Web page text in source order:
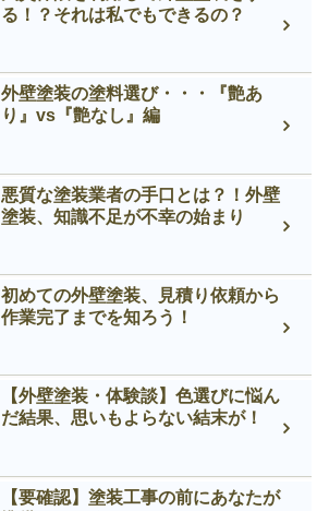
る！？それは私でもできるの？
外壁塗装の塗料選び・・・『艶あ
り』vs『艶なし』編
悪質な塗装業者の手口とは？！外壁
塗装、知識不足が不幸の始まり
初めての外壁塗装、見積り依頼から
作業完了までを知ろう！
【外壁塗装・体験談】色選びに悩ん
だ結果、思いもよらない結末が！
【要確認】塗装工事の前にあなたが